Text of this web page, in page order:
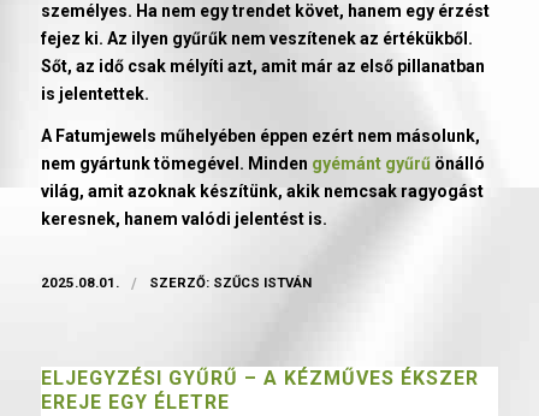
személyes. Ha nem egy trendet követ, hanem egy érzést
fejez ki. Az ilyen gyűrűk nem veszítenek az értékükből.
Sőt, az idő csak mélyíti azt, amit már az első pillanatban
is jelentettek.
A Fatumjewels műhelyében éppen ezért nem másolunk,
nem gyártunk tömegével. Minden gyémánt gyűrűönálló
világ, amit azoknak készítünk, akik nemcsak ragyogást
keresnek, hanem valódi jelentést is.
2025.08.01. / SZERZŐ: SZŰCS ISTVÁN
ELJEGYZÉSI GYŰRŰ – A KÉZMŰVES ÉKSZER
EREJE EGY ÉLETRE